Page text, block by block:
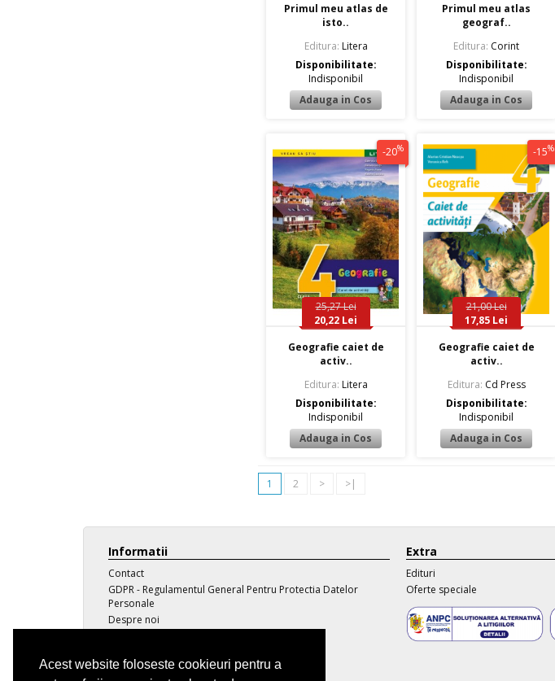
Acest website foloseste cookieuri pentru a
Primul meu atlas de
isto..
Editura: Litera
Disponibilitate:
Indisponibil
Primul meu atlas
geograf..
Editura: Corint
Disponibilitate:
Indisponibil
-20%
25,27 Lei
20,22 Lei
Geografie caiet de
activ..
Editura: Litera
Disponibilitate:
Indisponibil
-15%
21,00 Lei
17,85 Lei
Geografie caiet de
activ..
Editura: Cd Press
Disponibilitate:
Indisponibil
1 2 > >|
Informatii
Contact
GDPR - Regulamentul General Pentru Protectia Datelor
Personale
Despre noi
Termeni si conditii
Extra
Edituri
Oferte speciale